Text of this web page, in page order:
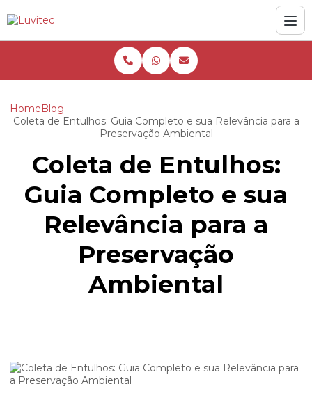
HomeBlog
Coleta de Entulhos: Guia Completo e sua Relevância para a
Preservação Ambiental
Coleta de Entulhos:
Guia Completo e sua
Relevância para a
Preservação
Ambiental